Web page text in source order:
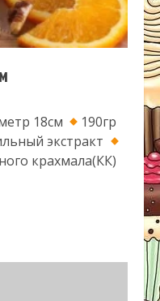
18см
190гр
экстракт
крахмала(КК)